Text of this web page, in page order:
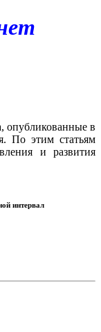
опубликованные в
По этим статьям
и развития
интервал